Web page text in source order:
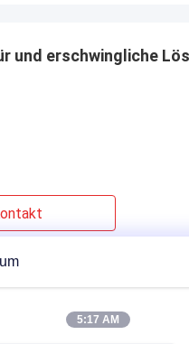
und erschwingliche
5:17 AM